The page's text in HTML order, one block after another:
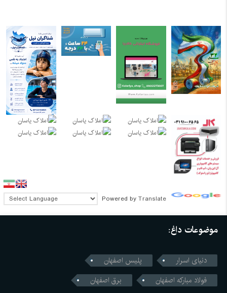
Powered by Translate
موضوعات داغ:
دنیای اسرار
پلیس اصفهان
فولاد مبارکه اصفهان
برق اصفهان